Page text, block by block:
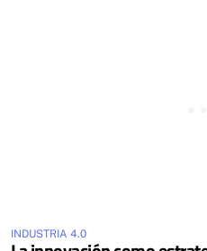
INDUSTRIA 4.0